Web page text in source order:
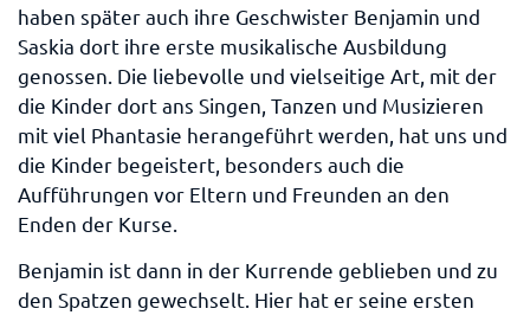
haben später auch ihre Geschwister Benjamin und
Saskia dort ihre erste musikalische Ausbildung
genossen. Die liebevolle und vielseitige Art, mit der
die Kinder dort ans Singen, Tanzen und Musizieren
mit viel Phantasie herangeführt werden, hat uns und
die Kinder begeistert, besonders auch die
Aufführungen vor Eltern und Freunden an den
Enden der Kurse.
Benjamin ist dann in der Kurrende geblieben und zu
den Spatzen gewechselt. Hier hat er seine ersten